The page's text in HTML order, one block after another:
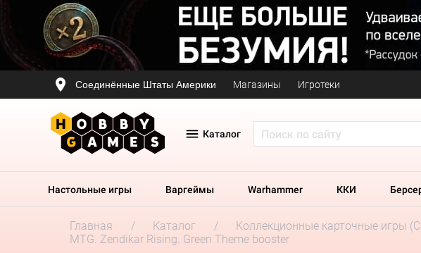
Соединённые Штаты Америки Магазины Игротеки
Каталог
Настольные игры Варгеймы Warhammer ККИ
Главная Каталог Коллекционные карточные игры
MTG. Zendikar Rising. Green Theme booster